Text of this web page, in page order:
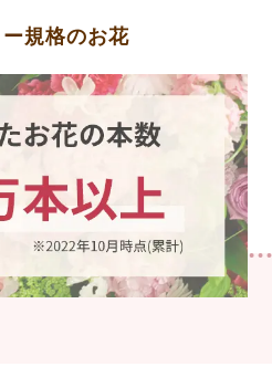
規格のお花